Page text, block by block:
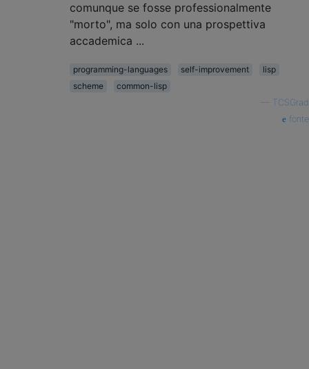
comunque se fosse professionalmente
"morto", ma solo con una prospettiva
accademica ...
programming-languages self-improvement
lisp
scheme
common-lisp
TCSGrad
fonte